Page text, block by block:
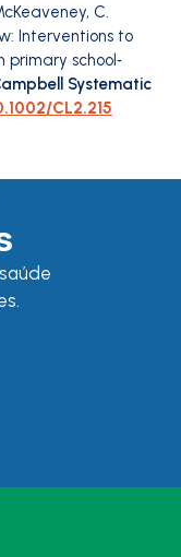
C.
Interventions to
school‐
Systematic
CL2.215